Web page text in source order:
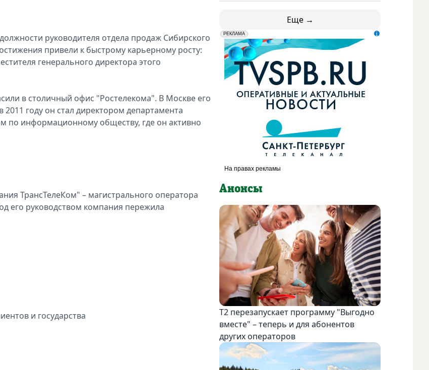
руководителя отдела продаж Сибирского
привели к быстрому карьерному росту:
генерального директора этого
в столичный офис "Ростелекома". В Москве его
году он стал директором департамента
по информационному обществу, где он активно
ТрансТелеКом" – магистрального оператора
его руководством компания пережила
и государства
Еще →
erid: LdtCK5udn
РЕКЛАМА
АО "ГАТР", ИНН: 7841320717
Анонсы
Т2 перезапускает программу "Выгодно
вместе" – теперь и для абонентов
других операторов